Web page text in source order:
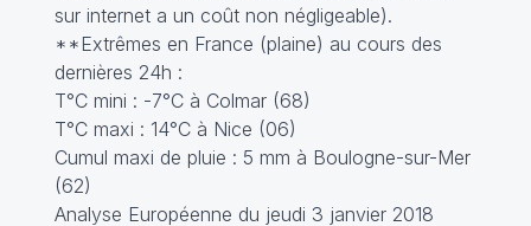
sur internet a un coût non négligeable).
**Extrêmes en France (plaine) au cours des
dernières 24h :
T°C mini : -7°C à Colmar (68)
T°C maxi : 14°C à Nice (06)
Cumul maxi de pluie : 5 mm à Boulogne-sur-Mer
(62)
Analyse Européenne du jeudi 3 janvier 2018